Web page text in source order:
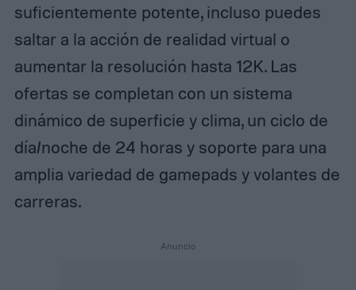
suficientemente potente, incluso puedes
saltar a la acción de realidad virtual o
aumentar la resolución hasta 12K. Las
ofertas se completan con un sistema
dinámico de superficie y clima, un ciclo de
día/noche de 24 horas y soporte para una
amplia variedad de gamepads y volantes de
carreras.